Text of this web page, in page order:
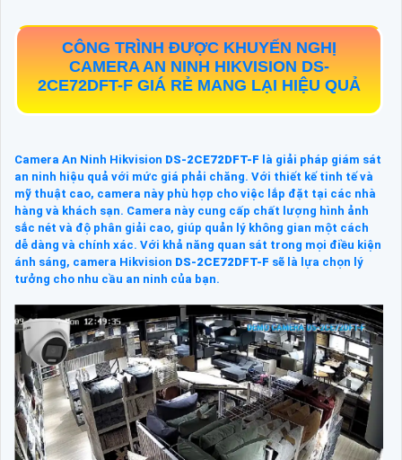
CÔNG TRÌNH ĐƯỢC KHUYẾN NGHỊ
CAMERA AN NINH HIKVISION DS-
2CE72DFT-F GIÁ RẺ MANG LẠI HIỆU QUẢ
Camera An Ninh Hikvision DS-2CE72DFT-F là giải pháp giám sát
an ninh hiệu quả với mức giá phải chăng. Với thiết kế tinh tế và
mỹ thuật cao, camera này phù hợp cho việc lắp đặt tại các nhà
hàng và khách sạn. Camera này cung cấp chất lượng hình ảnh
sắc nét và độ phân giải cao, giúp quản lý không gian một cách
dễ dàng và chính xác. Với khả năng quan sát trong mọi điều kiện
ánh sáng, camera Hikvision DS-2CE72DFT-F sẽ là lựa chọn lý
tưởng cho nhu cầu an ninh của bạn.